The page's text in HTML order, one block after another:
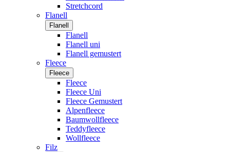
Stretchcord
Flanell
Flanell
Flanell
Flanell uni
Flanell gemustert
Fleece
Fleece
Fleece
Fleece Uni
Fleece Gemustert
Alpenfleece
Baumwollfleece
Teddyfleece
Wollfleece
Filz